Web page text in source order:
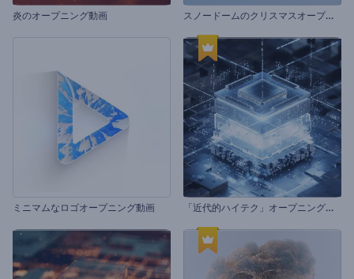
炎のオープニング動画 ス
ノードームのクリスマスオープニング動画
ミニマムなロゴオープニング動画 「
近代的ハイテク」オープニング動画